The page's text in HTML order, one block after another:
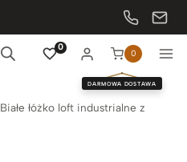
0
0
DARMOWA DOSTAWA
Białe łóżko loft industrialne z